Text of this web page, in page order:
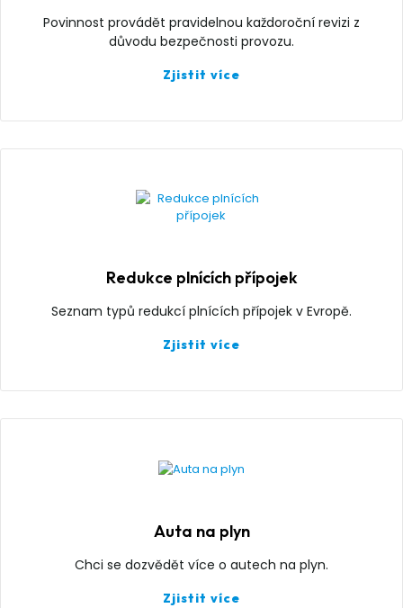
Povinnost provádět pravidelnou každoroční revizi z
důvodu bezpečnosti provozu.
Zjistit více
Redukce plnících přípojek
Seznam typů redukcí plnících přípojek v Evropě.
Zjistit více
Auta na plyn
Chci se dozvědět více o autech na plyn.
Zjistit více